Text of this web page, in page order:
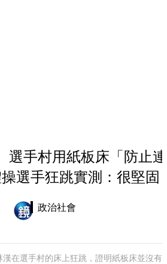
選手村用紙板床「防止連
選手狂跳實測：很堅固
政治社會
在選手村的床上狂跳，證明紙板床並沒有